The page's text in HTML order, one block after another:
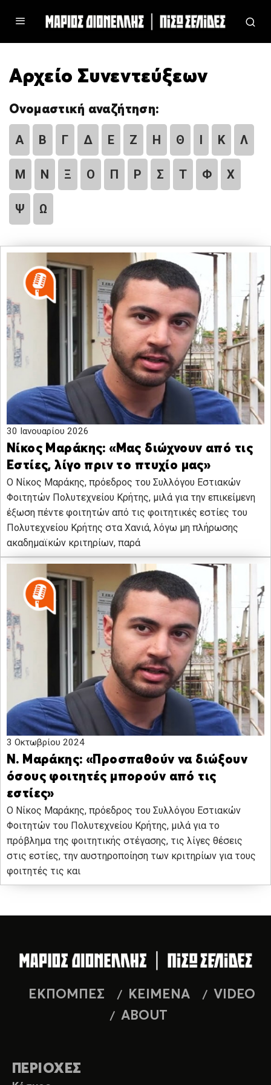
Αρχείο Συνεντεύξεων
Ονομαστική αναζήτηση:
Α Β Γ Δ Ε Ζ Η Θ Ι Κ Λ
Μ Ν Ξ Ο Π Ρ Σ Τ Φ Χ
Ψ Ω
30 Ιανουαρίου 2026
Νίκος Μαράκης: «Μας διώχνουν από τις
Εστίες, λίγο πριν το πτυχίο μας»
Ο Νίκος Μαράκης, πρόεδρος του Συλλόγου Εστιακών
Φοιτητών Πολυτεχνείου Κρήτης, μιλά για την επικείμενη
έξωση πέντε φοιτητών από τις φοιτητικές εστίες του
Πολυτεχνείου Κρήτης στα Χανιά, λόγω μη πλήρωσης
ακαδημαϊκών κριτηρίων, παρά
3 Οκτωβρίου 2024
Ν. Μαράκης: «Προσπαθούν να διώξουν
όσους φοιτητές μπορούν από τις
εστίες»
Ο Νίκος Μαράκης, πρόεδρος του Συλλόγου Εστιακών
Φοιτητών του Πολυτεχνείου Κρήτης, μιλά για το
πρόβλημα της φοιτητικής στέγασης, τις λίγες θέσεις
στις εστίες, την αυστηροποίηση των κριτηρίων για τους
φοιτητές τις και
ΕΚΠΟΜΠΕΣ ΚΕΙΜΕΝΑ
VIDEO
ABOUT
ΠΕΡΙΟΧΕΣ